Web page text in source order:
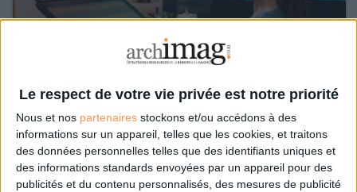
Le respect de votre vie privée est notre priorité
Nous et nos partenaires stockons et/ou accédons à des
informations sur un appareil, telles que les cookies, et traitons
des données personnelles telles que des identifiants uniques et
des informations standards envoyées par un appareil pour des
publicités et du contenu personnalisés, des mesures de publicité
Le 13/mar/2025
Bruno Texier
AbonnésSur un marché qui affiche une croissance de près de 15 % par an, le
digital asset management (Dam) est synonyme de nombreux bénéfices pour
les organisations en tous genres. Ses puissantes fonctionnalités de
recherche sont devenues indispensables à l’heure où le e-commerce